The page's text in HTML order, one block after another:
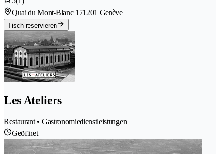
Quai du Mont-Blanc 171201 Genève
Tisch reservieren
Les Ateliers
Restaurant • Gastronomiedienstleistungen
Geöffnet